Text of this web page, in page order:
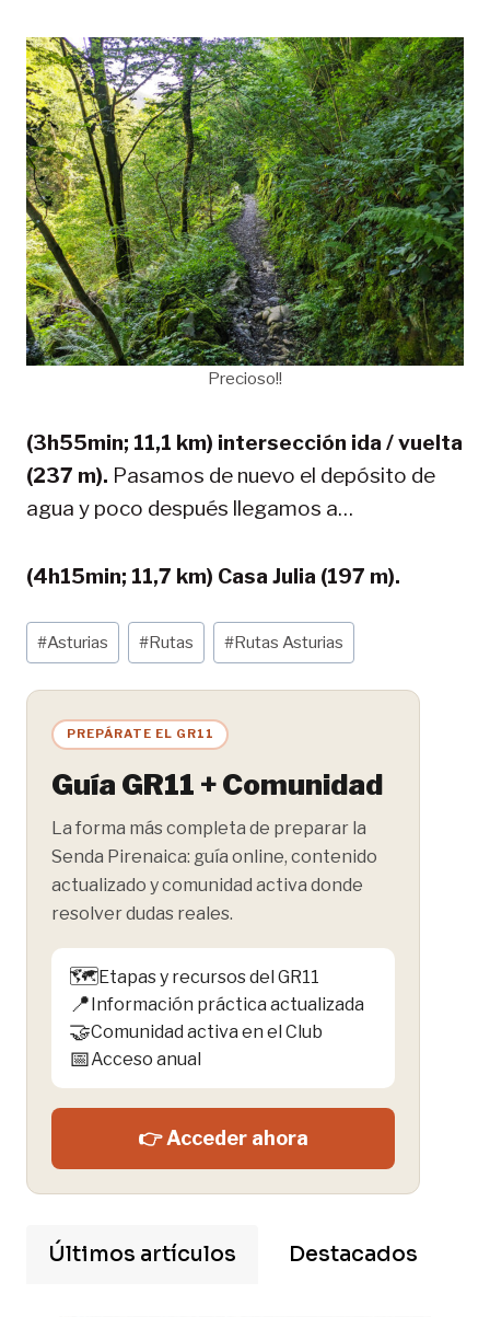
Precioso!!
(3h55min; 11,1 km) intersección ida / vuelta
(237 m). Pasamos de nuevo el depósito de
agua y poco después llegamos a…
(4h15min; 11,7 km) Casa Julia (197 m).
Etiquetas
de
la
entrada:
#Asturias #Rutas #Rutas Asturias
PREPÁRATE EL GR11
Guía GR11 + Comunidad
La forma más completa de preparar la
Senda Pirenaica: guía online, contenido
actualizado y comunidad activa donde
resolver dudas reales.
🗺️Etapas y recursos del GR11
📍Información práctica actualizada
🤝Comunidad activa en el Club
📅Acceso anual
👉 Acceder ahora
Últimos artículos Destacados